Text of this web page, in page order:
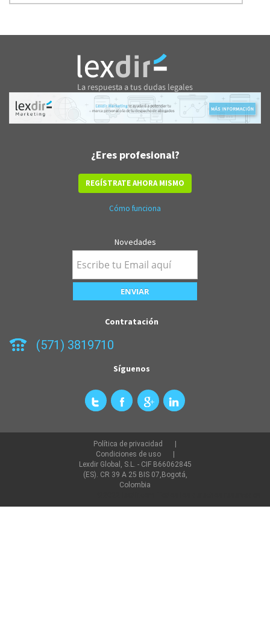
¿Eres profesional?
REGÍSTRATE AHORA MISMO
Cómo funciona
Novedades
Contratación
(571) 3819710
Síguenos
Política de privacidad
Condiciones de uso
Lexdir Global, S.L. - CIF B66062845
(ES). CR 39 A 25 BIS 07,Bogotá,
Colombia